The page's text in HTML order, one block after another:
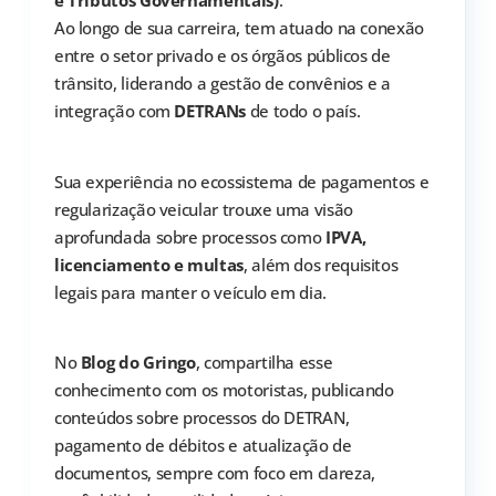
Ao longo de sua carreira, tem atuado na conexão
entre o setor privado e os órgãos públicos de
trânsito, liderando a gestão de convênios e a
integração com DETRANsde todo o país.
Sua experiência no ecossistema de pagamentos e
regularização veicular trouxe uma visão
aprofundada sobre processos como IPVA,
licenciamento e multas, além dos requisitos
legais para manter o veículo em dia.
No Blog do Gringo, compartilha esse
conhecimento com os motoristas, publicando
conteúdos sobre processos do DETRAN,
pagamento de débitos e atualização de
documentos, sempre com foco em clareza,